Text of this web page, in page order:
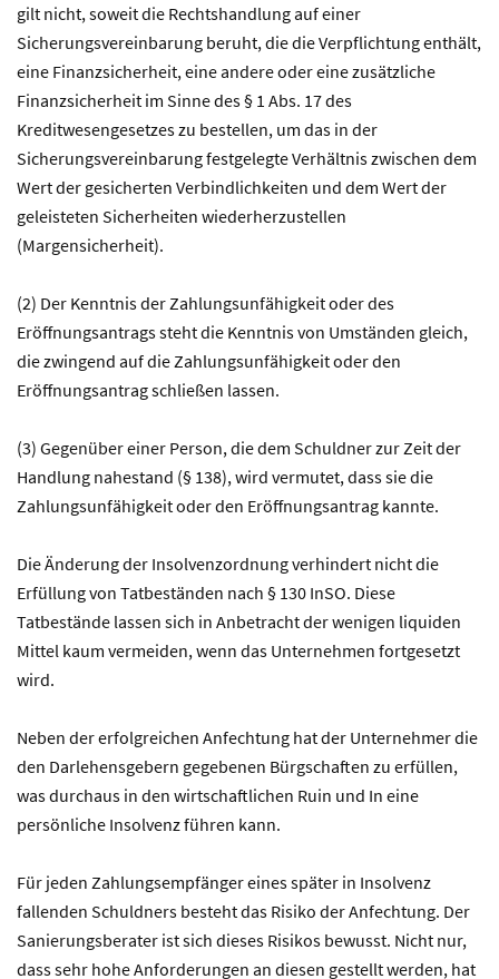
gilt nicht, soweit die Rechtshandlung auf einer
Sicherungsvereinbarung beruht, die die Verpflichtung enthält,
eine Finanzsicherheit, eine andere oder eine zusätzliche
Finanzsicherheit im Sinne des § 1 Abs. 17 des
Kreditwesengesetzes zu bestellen, um das in der
Sicherungsvereinbarung festgelegte Verhältnis zwischen dem
Wert der gesicherten Verbindlichkeiten und dem Wert der
geleisteten Sicherheiten wiederherzustellen
(Margensicherheit).
(2) Der Kenntnis der Zahlungsunfähigkeit oder des
Eröffnungsantrags steht die Kenntnis von Umständen gleich,
die zwingend auf die Zahlungsunfähigkeit oder den
Eröffnungsantrag schließen lassen.
(3) Gegenüber einer Person, die dem Schuldner zur Zeit der
Handlung nahestand (§ 138), wird vermutet, dass sie die
Zahlungsunfähigkeit oder den Eröffnungsantrag kannte.
Die Änderung der Insolvenzordnung verhindert nicht die
Erfüllung von Tatbeständen nach § 130 InSO. Diese
Tatbestände lassen sich in Anbetracht der wenigen liquiden
Mittel kaum vermeiden, wenn das Unternehmen fortgesetzt
wird.
Neben der erfolgreichen Anfechtung hat der Unternehmer die
den Darlehensgebern gegebenen Bürgschaften zu erfüllen,
was durchaus in den wirtschaftlichen Ruin und In eine
persönliche Insolvenz führen kann.
Für jeden Zahlungsempfänger eines später in Insolvenz
fallenden Schuldners besteht das Risiko der Anfechtung. Der
Sanierungsberater ist sich dieses Risikos bewusst. Nicht nur,
dass sehr hohe Anforderungen an diesen gestellt werden, hat